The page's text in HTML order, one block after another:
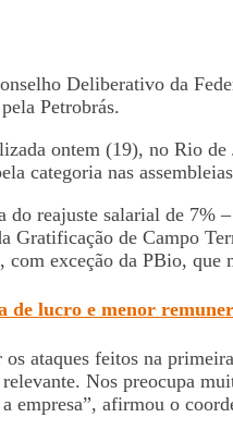
Deliberativo da
Petrobrás.
ontem (19), no Rio
categoria nas
do reajuste salarial de
Gratificação de Campo
exceção da PBio, que
de lucro e menor
ataques feitos na
Nos preocupa
empresa”, afirmou o